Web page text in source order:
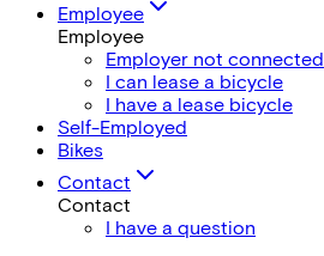
Employee
Employee
Employer not connected
I can lease a bicycle
I have a lease bicycle
Self-Employed
Bikes
Contact
Contact
I have a question